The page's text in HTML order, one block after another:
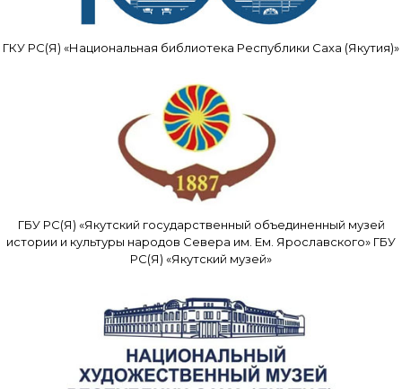
ГКУ РС(Я) «Национальная библиотека Республики Саха (Якутия)»
ГБУ РС(Я) «Якутский государственный объединенный музей
истории и культуры народов Севера им. Ем. Ярославского» ГБУ
РС(Я) «Якутский музей»